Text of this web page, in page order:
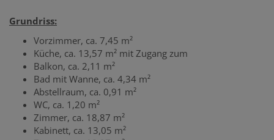
Grundriss:
Vorzimmer, ca. 7,45 m²
Küche, ca. 13,57 m² mit Zugang zum
Balkon, ca. 2,11 m²
Bad mit Wanne, ca. 4,34 m²
Abstellraum, ca. 0,91 m²
WC, ca. 1,20 m²
Zimmer, ca. 18,87 m²
Kabinett, ca. 13,05 m²